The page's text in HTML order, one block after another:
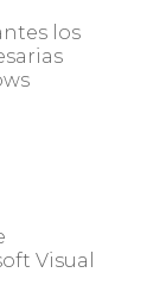
los
Visual